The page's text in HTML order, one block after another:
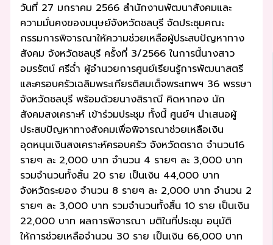
วันที่ 27 มกราคม 2566 สำนักงานพัฒนาสังคมและ
ความมั่นคงของมนุษย์จังหวัดชลบุรี จัดประชุมคณะ
กรรมการพิจารณาให้ความช่วยเหลือผู้ประสบปัญหาทาง
สังคม จังหวัดชลบุรี ครั้งที่ 3/2566 ในการนี้นางสาว
อมรรัตน์ ศรีฉ่ำ ผู้อำนวยการศูนย์เรียนรู้การพัฒนาสตรี
และครอบครัวเฉลิมพระเกียรติสมเด็จพระเทพฯ 36 พรรษา
จังหวัดชลบุรี พร้อมด้วยนางสิราณี คิดหาทอง นัก
สังคมสงเคราะห์ เข้าร่วมประชุม ทั้งนี้ ศูนย์ฯ นำเสนอผู้
ประสบปัญหาทางสังคมเพื่อพิจารณาช่วยเหลือเงิน
อุดหนุนเงินสงเคราะห์ครอบครัว จังหวัดตราด จำนวน16
รายๆ ละ 2,000 บาท จำนวน 4 รายๆ ละ 3,000 บาท
รวมจำนวนทั้งสิ้น 20 ราย เป็นเงิน 44,000 บาท
จังหวัดระยอง จำนวน 8 รายๆ ละ 2,000 บาท จำนวน 2
รายๆ ละ 3,000 บาท รวมจำนวนทั้งสิ้น 10 ราย เป็นเงิน
22,000 บาท ผลการพิจารณา มติในที่ประชุม อนุมัติ
ให้การช่วยเหลือจำนวน 30 ราย เป็นเงิน 66,000 บาท